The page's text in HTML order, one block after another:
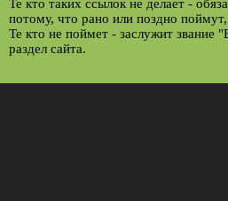
Те кто таких ссылок не делает -
потому, что рано или поздно
Те кто не поймет - заслужит звание
раздел сайта.